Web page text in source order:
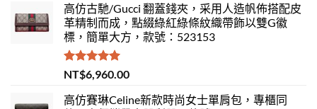
高仿古馳/Gucci 翻蓋錢夾，采用人造帆佈搭配皮
革精制而成，點綴綠紅綠條紋織帶飾以雙G徽
標，簡單大方，款號：523153
評分 5.00
滿分 5
NT$6,960.00
高仿賽琳Celine新款時尚女士單肩包，專櫃同